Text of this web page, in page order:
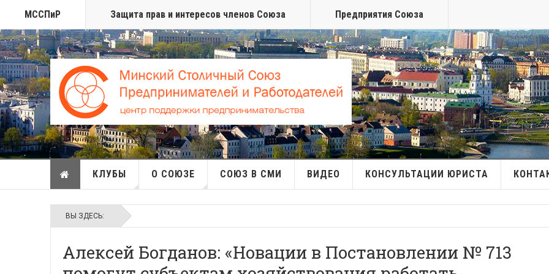
МССПиР Защита прав и интересов членов Союза Предприятия Союза
КЛУБЫ О СОЮЗЕ СОЮЗ В СМИ ВИДЕО КОНСУЛЬТАЦИИ ЮРИСТА
ВЫ ЗДЕСЬ:
Алексей Богданов: «Новации в Постановлении № 713